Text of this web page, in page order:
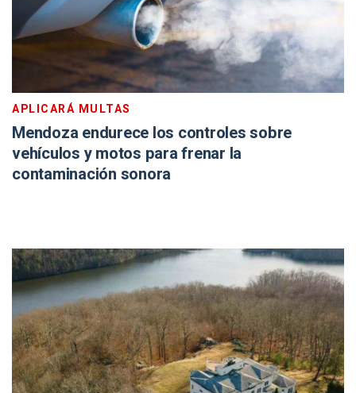
APLICARÁ MULTAS
Mendoza endurece los controles sobre
vehículos y motos para frenar la
contaminación sonora